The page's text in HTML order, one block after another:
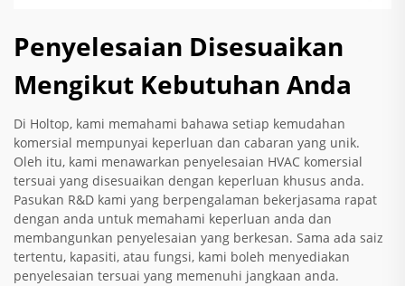
Penyelesaian Disesuaikan
Mengikut Kebutuhan Anda
Di Holtop, kami memahami bahawa setiap kemudahan
komersial mempunyai keperluan dan cabaran yang unik.
Oleh itu, kami menawarkan penyelesaian HVAC komersial
tersuai yang disesuaikan dengan keperluan khusus anda.
Pasukan R&D kami yang berpengalaman bekerjasama rapat
dengan anda untuk memahami keperluan anda dan
membangunkan penyelesaian yang berkesan. Sama ada saiz
tertentu, kapasiti, atau fungsi, kami boleh menyediakan
penyelesaian tersuai yang memenuhi jangkaan anda.